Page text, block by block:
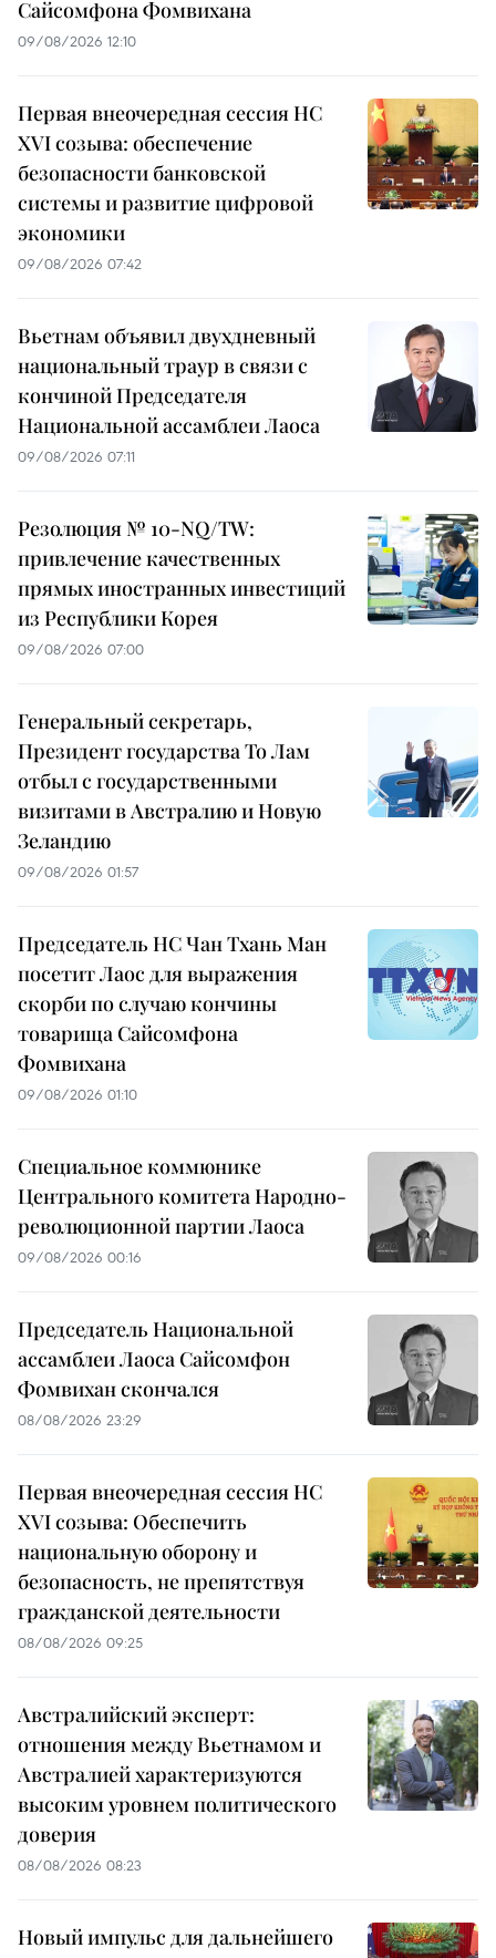
Сайсомфона Фомвихана
09/08/2026 12:10
Первая внеочередная сессия НС
XVI созыва: обеспечение
безопасности банковской
системы и развитие цифровой
экономики
09/08/2026 07:42
Вьетнам объявил двухдневный
национальный траур в связи с
кончиной Председателя
Национальной ассамблеи Лаоса
09/08/2026 07:11
Резолюция № 10-NQ/TW:
привлечение качественных
прямых иностранных инвестиций
из Республики Корея
09/08/2026 07:00
Генеральный секретарь,
Президент государства То Лам
отбыл с государственными
визитами в Австралию и Новую
Зеландию
09/08/2026 01:57
Председатель НС Чан Тхань Ман
посетит Лаос для выражения
скорби по случаю кончины
товарища Сайсомфона
Фомвихана
09/08/2026 01:10
Специальное коммюнике
Центрального комитета Народно-
революционной партии Лаоса
09/08/2026 00:16
Председатель Национальной
ассамблеи Лаоса Сайсомфон
Фомвихан скончался
08/08/2026 23:29
Первая внеочередная сессия НС
XVI созыва: Обеспечить
национальную оборону и
безопасность, не препятствуя
гражданской деятельности
08/08/2026 09:25
Австралийский эксперт:
отношения между Вьетнамом и
Австралией характеризуются
высоким уровнем политического
доверия
08/08/2026 08:23
Новый импульс для дальнейшего